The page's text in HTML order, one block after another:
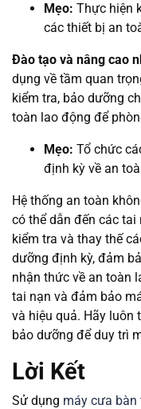
Mẹo: Thực hiện
các thiết bị an
Đào tạo và nâng cao
dụng về tầm quan
kiểm tra, bảo dưỡng
toàn lao động để
Mẹo: Tổ chức
định kỳ về an
Hệ thống an toàn
có thể dẫn đến các
kiểm tra và thay thế
dưỡng định kỳ, đảm
nhận thức về an toàn
tai nạn và đảm bảo
và hiệu quả. Hãy luôn
bảo dưỡng để duy trì
Lời Kết
Sử dụng máy cưa bàn